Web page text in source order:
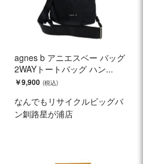
agnes b アニエスベー バッグ
2WAYトートバッグ ハン...
￥9,900
なんでもリサイクルビッグバ
ン釧路星が浦店